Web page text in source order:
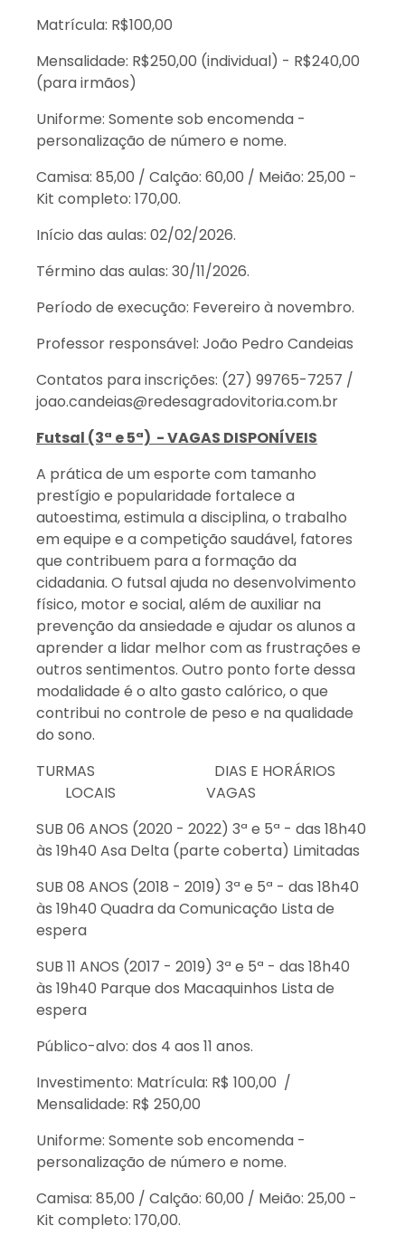
Matrícula: R$100,00
Mensalidade: R$250,00 (individual) - R$240,00
(para irmãos)
Uniforme: Somente sob encomenda -
personalização de número e nome.
Camisa: 85,00 / Calção: 60,00 / Meião: 25,00 -
Kit completo: 170,00.
Início das aulas: 02/02/2026.
Término das aulas: 30/11/2026.
Período de execução: Fevereiro à novembro.
Professor responsável: João Pedro Candeias
Contatos para inscrições: (27) 99765-7257 /
joao.candeias@redesagradovitoria.com.br
Futsal (3ª e 5ª) - VAGAS DISPONÍVEIS
A prática de um esporte com tamanho
prestígio e popularidade fortalece a
autoestima, estimula a disciplina, o trabalho
em equipe e a competição saudável, fatores
que contribuem para a formação da
cidadania. O futsal ajuda no desenvolvimento
físico, motor e social, além de auxiliar na
prevenção da ansiedade e ajudar os alunos a
aprender a lidar melhor com as frustrações e
outros sentimentos. Outro ponto forte dessa
modalidade é o alto gasto calórico, o que
contribui no controle de peso e na qualidade
do sono.
TURMAS DIAS E HORÁRIOS
LOCAIS VAGAS
SUB 06 ANOS (2020 - 2022) 3ª e 5ª - das 18h40
às 19h40 Asa Delta (parte coberta) Limitadas
SUB 08 ANOS (2018 - 2019) 3ª e 5ª - das 18h40
às 19h40 Quadra da Comunicação Lista de
espera
SUB 11 ANOS (2017 - 2019) 3ª e 5ª - das 18h40
às 19h40 Parque dos Macaquinhos Lista de
espera
Público-alvo: dos 4 aos 11 anos.
Investimento: Matrícula: R$ 100,00 /
Mensalidade: R$ 250,00
Uniforme: Somente sob encomenda -
personalização de número e nome.
Camisa: 85,00 / Calção: 60,00 / Meião: 25,00 -
Kit completo: 170,00.